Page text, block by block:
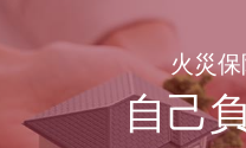
火災
自己